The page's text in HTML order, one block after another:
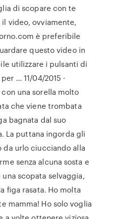
di scopare con te
video, ovviamente,
è preferibile
questo video in
utilizzare i pulsanti di
… 11/04/2015 ·
una sorella molto
che viene trombata
bagnata dal suo
La puttana ingorda gli
urlo ciucciando alla
senza alcuna sosta e
scopata selvaggia,
figa rasata. Ho molta
mamma! Ho solo voglia